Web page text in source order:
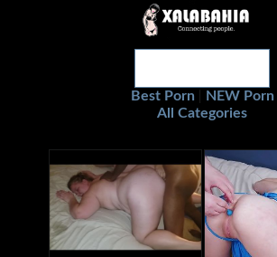
Best Porn
NEW Porn
All Categories